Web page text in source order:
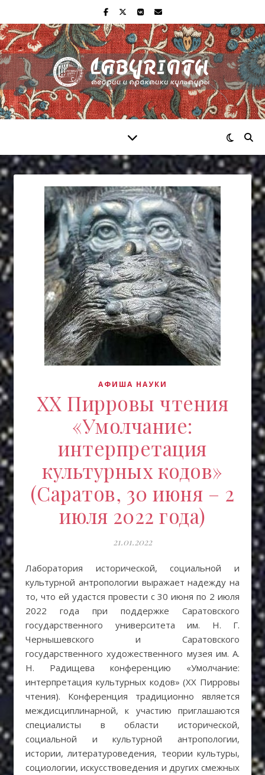
АФИША НАУКИ
ХХ Пирровы чтения
«Умолчание:
интерпретация
культурных кодов»
(Саратов, 30 июня – 2
июля 2022 года)
21.01.2022
Лаборатория исторической, социальной и
культурной антропологии выражает надежду на
то, что ей удастся провести с 30 июня по 2 июля
2022 года при поддержке Саратовского
государственного университета им. Н. Г.
Чернышевского и Саратовского
государственного художественного музея им. А.
Н. Радищева конференцию «Умолчание:
интерпретация культурных кодов» (XX Пирровы
чтения). Конференция традиционно является
междисциплинарной, к участию приглашаются
специалисты в области исторической,
социальной и культурной антропологии,
истории, литературоведения, теории культуры,
социологии, искусствоведения и других смежных